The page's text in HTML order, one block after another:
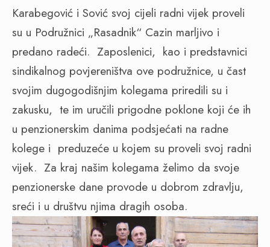
Karabegović i Sović svoj cijeli radni vijek proveli
su u Podružnici „Rasadnik“ Cazin marljivo i
predano radeći. Zaposlenici, kao i predstavnici
sindikalnog povjereništva ove podružnice, u čast
svojim dugogodišnjim kolegama priredili su i
zakusku, te im uručili prigodne poklone koji će ih
u penzionerskim danima podsjećati na radne
kolege i preduzeće u kojem su proveli svoj radni
vijek. Za kraj našim kolegama želimo da svoje
penzionerske dane provode u dobrom zdravlju,
sreći i u društvu njima dragih osoba.